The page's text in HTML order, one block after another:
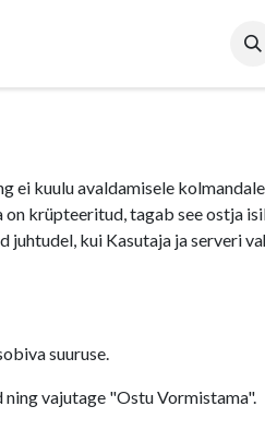
kuulu avaldamisele
krüpteeritud, tagab see ostja
kui Kasutaja ja serveri
suuruse.
vajutage "Ostu Vormistama".